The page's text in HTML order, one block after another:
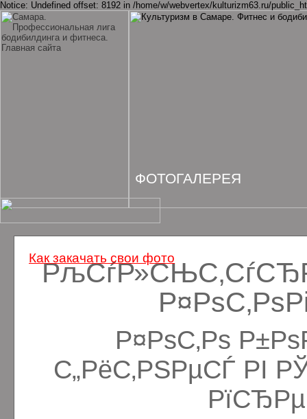
Notice: Undefined offset: 8192 in /home/w/webvertex/kulturizm63.ru/
Р¤РѕС‚Рѕ
С„РёС‚РЅРµСЃ РІ
ФОТОГАЛЕРЕЯ
Как закачать свои фото